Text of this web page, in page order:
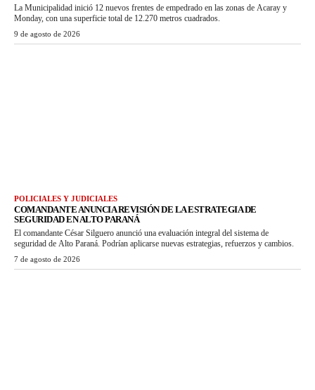
La Municipalidad inició 12 nuevos frentes de empedrado en las zonas de Acaray y
Monday, con una superficie total de 12.270 metros cuadrados.
9 de agosto de 2026
POLICIALES Y JUDICIALES
COMANDANTE ANUNCIA REVISIÓN DE LA ESTRATEGIA DE
SEGURIDAD EN ALTO PARANÁ
El comandante César Silguero anunció una evaluación integral del sistema de
seguridad de Alto Paraná. Podrían aplicarse nuevas estrategias, refuerzos y cambios.
7 de agosto de 2026